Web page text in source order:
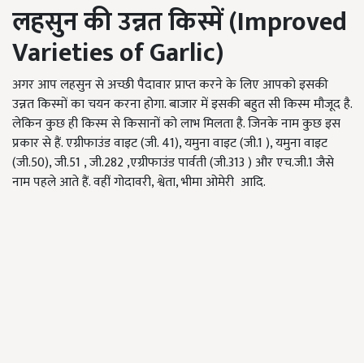
लहसुन की उन्नत किस्में(Improved
Varieties of Garlic)
अगर आप लहसुन से अच्छी पैदावार प्राप्त करने के लिए आपको इसकी
उन्नत किस्मों का चयन करना होगा. बाजार में इसकी बहुत सी किस्म मौजूद है.
लेकिन कुछ ही किस्म से किसानों को लाभ मिलता है. जिनके नाम कुछ इस
प्रकार से हैं. एग्रीफाउंड वाइट (जी. 41), यमुना वाइट (जी.1 ), यमुना वाइट
(जी.50), जी.51 , जी.282 ,एग्रीफाउंड पार्वती (जी.313 ) और एच.जी.1 जैसे
नाम पहले आते हैं. वहीं गोदावरी, श्वेता, भीमा ओमेरी आदि.